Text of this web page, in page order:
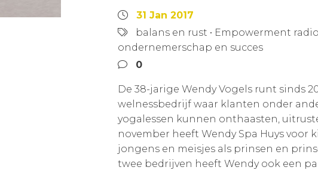
31 Jan 2017
balans en rust • Empowerment radio
ondernemerschap en succes
0
De 38-jarige Wendy Vogels runt sinds
welnessbedrijf waar klanten onder
yogalessen kunnen onthaasten,
november heeft Wendy Spa Huys voor
jongens en meisjes als prinsen en
twee bedrijven heeft Wendy ook een